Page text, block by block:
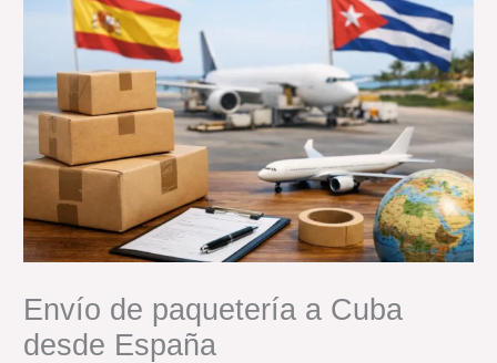
Envío de paquetería a Cuba
desde España